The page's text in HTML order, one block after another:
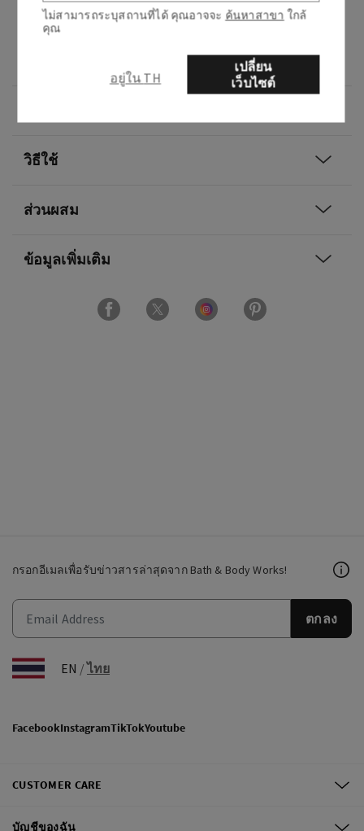
เย้ายวน
เนียนนุ่ม แพทชูลี่ครีมมี่ และมัสก์มอคค่า
วิธีใช้
ส่วนผสม
ข้อมูลเพิ่มเติม
กรอกอีเมลเพื่อรับข่าวสารล่าสุดจาก Bath & Body Works!
ตกลง
EN /ไทย
FacebookInstagramTikTokYoutube
CUSTOMER CARE
บัญชีของฉัน
ไม่สามารถระบุสถานที่ได้ คุณอาจจะ ค้นหาสาขา ใกล้
คุณ
อยู่ใน TH
เปลี่ยน
เว็บไซต์